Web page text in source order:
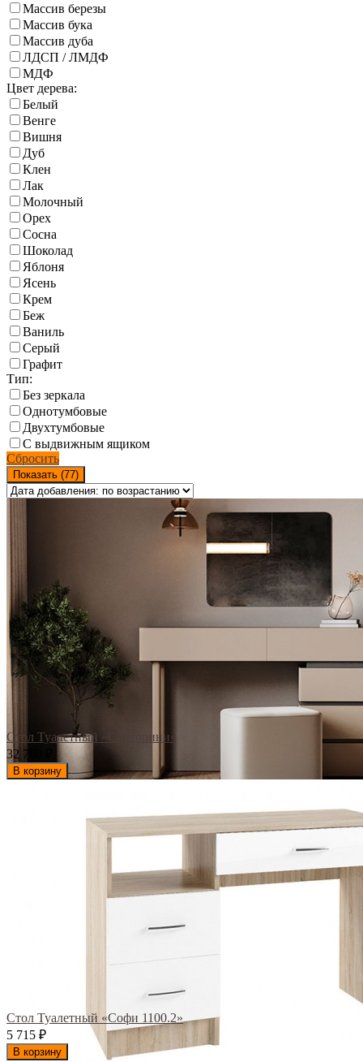
Массив березы
Массив бука
Массив дуба
ЛДСП / ЛМДФ
МДФ
Цвет дерева:
Белый
Венге
Вишня
Дуб
Клен
Лак
Молочный
Орех
Сосна
Шоколад
Яблоня
Ясень
Крем
Беж
Ваниль
Серый
Графит
Тип:
Без зеркала
Однотумбовые
Двухтумбовые
С выдвижным ящиком
Сбросить
Показать (77)
Стол Туалетный «Санторини»
32 760
В корзину
Стол Туалетный «Софи 1100.2»
5 715 ₽
В корзину